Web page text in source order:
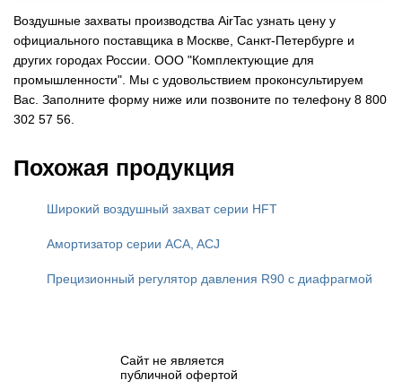
Воздушные захваты производства AirTac узнать цену у
официального поставщика в Москве, Санкт-Петербурге и
других городах России. ООО "Комплектующие для
промышленности". Мы с удовольствием проконсультируем
Вас. Заполните форму ниже или позвоните по телефону 8 800
302 57 56.
Похожая продукция
Широкий воздушный захват серии HFT
Амортизатор серии ACA, ACJ
Прецизионный регулятор давления R90 с диафрагмой
Сайт не является
публичной офертой